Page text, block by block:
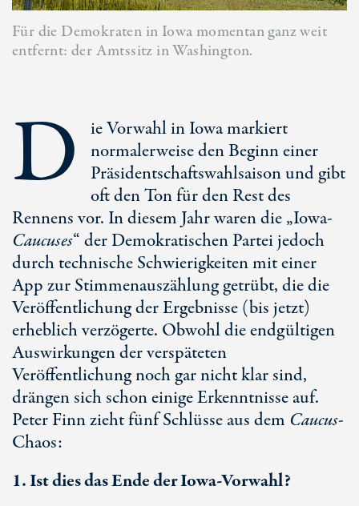
Für die Demokraten in Iowa momentan ganz weit
entfernt: der Amtssitz in Washington.
D
ie Vorwahl in Iowa markiert
normalerweise den Beginn einer
Präsidentschaftswahlsaison und gibt
oft den Ton für den Rest des
Rennens vor. In diesem Jahr waren die „Iowa-
Caucuses“ der Demokratischen Partei jedoch
durch technische Schwierigkeiten mit einer
App zur Stimmenauszählung getrübt, die die
Veröffentlichung der Ergebnisse (bis jetzt)
erheblich verzögerte. Obwohl die endgültigen
Auswirkungen der verspäteten
Veröffentlichung noch gar nicht klar sind,
drängen sich schon einige Erkenntnisse auf.
Peter Finn zieht fünf Schlüsse aus dem Caucus-
Chaos:
1. Ist dies das Ende der Iowa-Vorwahl?